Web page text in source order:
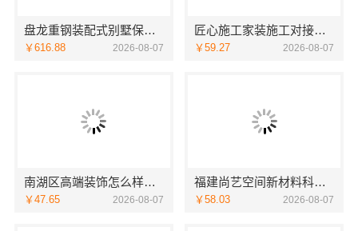
盘龙重钢装配式别墅保温隔热，云南晟构建筑建材有限公司品质之选
￥616.88 2026-08-07
匠心施工家装施工对接渠道宁波雅美和居建材科技有限公司
￥59.27 2026-08-07
南湖区高端装饰怎么样，嘉兴锦居装饰材料有限公司品质如何
￥47.65 2026-08-07
福建尚艺空间新材料科技有限公司，泉州家装价格透明明细
￥58.03 2026-08-07